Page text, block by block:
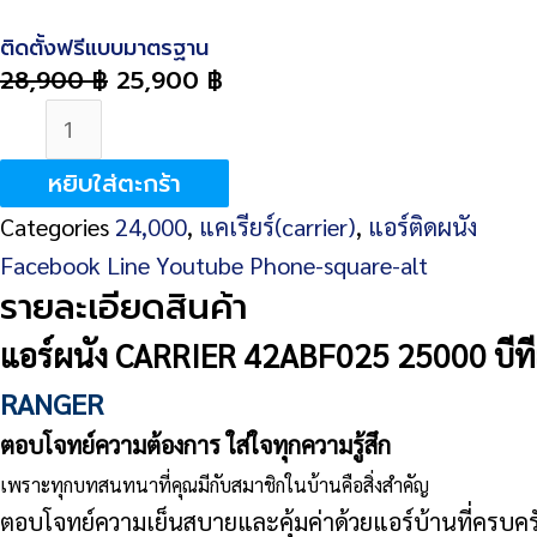
ติดตั้งฟรีแบบมาตรฐาน
28,900฿ 25,900 ฿
จำนวน
CARRIER
42ABF025
(RANGER)
25,000
BTU
ชิ้น
หยิบใส่ตะกร้า
Categories 24,000, แคเรียร์(carrier), แอร์ติดผนัง
Facebook LineYoutube Phone-square-alt
รายละเอียดสินค้า
แอร์ผนัง CARRIER 42ABF025 25000 บี
RANGER
ตอบโจทย์ความต้องการ ใส่ใจทุกความรู้สึก
เพราะทุกบทสนทนาที่คุณมีกับสมาชิกในบ้านคือสิ่งสำคัญ
ตอบโจทย์ความเย็นสบายและคุ้มค่าด้วยแอร์บ้านที่ครบค